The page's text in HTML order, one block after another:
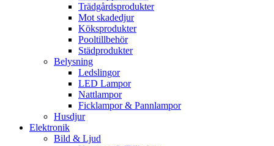
Trädgårdsprodukter
Mot skadedjur
Köksprodukter
Pooltillbehör
Städprodukter
Belysning
Ledslingor
LED Lampor
Nattlampor
Ficklampor & Pannlampor
Husdjur
Elektronik
Bild & Ljud